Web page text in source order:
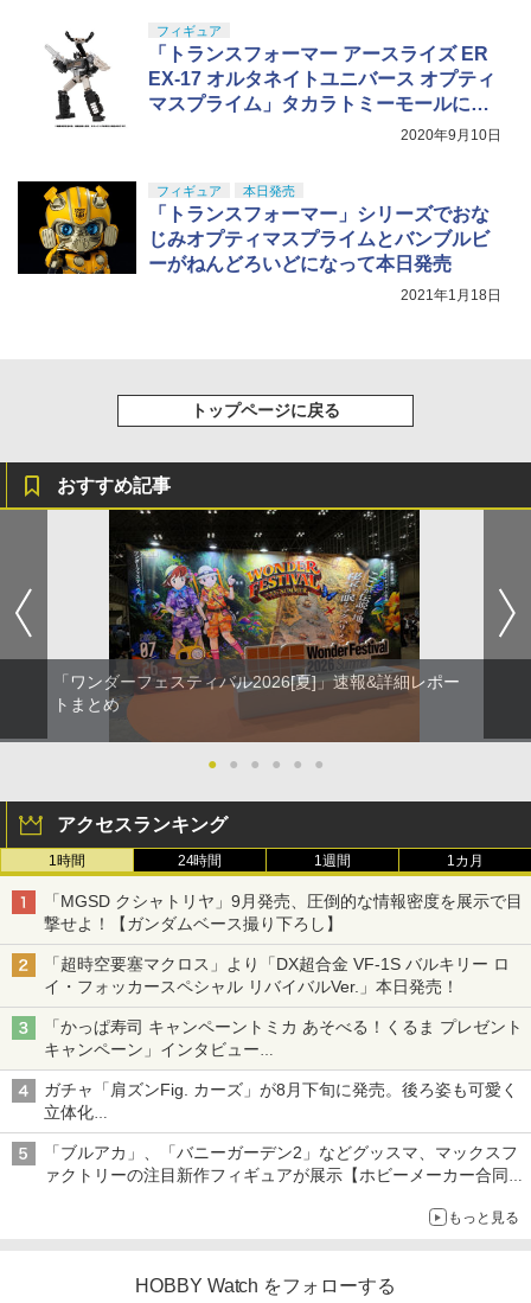
フィギュア
「トランスフォーマー アースライズ ER
EX-17 オルタネイトユニバース オプティ
マスプライム」タカラトミーモールにて
2020年9月10日
フィギュア 本日発売
「トランスフォーマー」シリーズでおな
じみオプティマスプライムとバンブルビ
ーがねんどろいどになって本日発売
2021年1月18日
トップページに戻る
おすすめ記事
「ワンダーフェスティバル2026[夏]」速報&詳細レポー
トまとめ
● ● ● ● ● ●
アクセスランキング
1時間 24時間 1週間 1カ月
「MGSD クシャトリヤ」9月発売、圧倒的な情報密度を展示で目
撃せよ！【ガンダムベース撮り下ろし】
「超時空要塞マクロス」より「DX超合金 VF-1S バルキリー ロ
イ・フォッカースペシャル リバイバルVer.」本日発売！
「かっぱ寿司 キャンペーントミカ あそべる！くるま プレゼント
キャンペーン」インタビュー
子どもが楽しめるかっぱ寿司ならではの体験とコラボの楽しさを
追求
ガチャ「肩ズンFig. カーズ」が8月下旬に発売。後ろ姿も可愛く
立体化
ライトニング・マックィーンやメーターなど4種がラインナップ
「ブルアカ」、「バニーガーデン2」などグッスマ、マックスフ
ァクトリーの注目新作フィギュアが展示【ホビーメーカー合同展
もっと見る
HOBBY Watch をフォローする